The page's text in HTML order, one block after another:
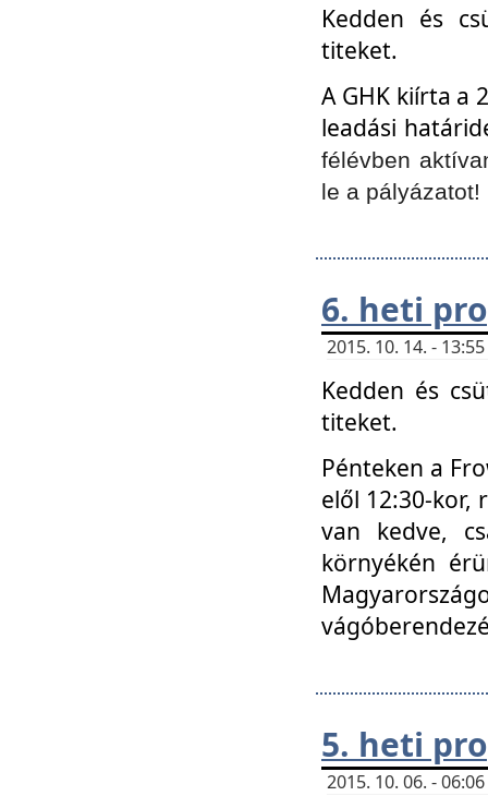
Kedden és
titeket.
A GHK kiírta a
leadási
félévben
le a pályázatot!
6. heti
2015. 10. 14. -
Kedden és
titeket.
Pénteken a
elől 12:30-kor,
van kedve,
környékén
5. heti
2015. 10. 06. -